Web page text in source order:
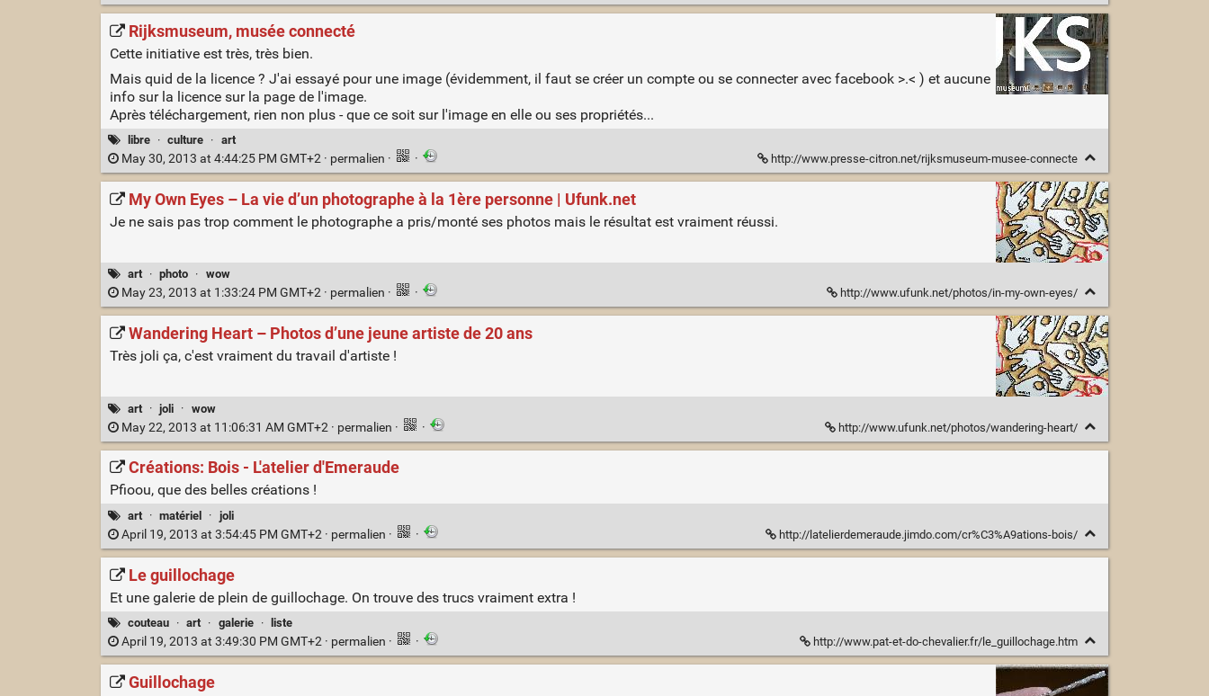
Rijksmuseum, musée connecté
Cette initiative est très, très bien.
Mais quid de la licence ? J'ai essayé pour une image (évidemment, il faut se créer un compte ou se connecter avec facebook >.< ) et aucune
info sur la licence sur la page de l'image.
Après téléchargement, rien non plus - que ce soit sur l'image en elle ou ses propriétés...
libre · culture · art
May 30, 2013 at 4:44:25 PM GMT+2 · permalien · · http://www.presse-citron.net/rijksmuseum-musee-connecte
My Own Eyes – La vie d’un photographe à la 1ère personne | Ufunk.net
Je ne sais pas trop comment le photographe a pris/monté ses photos mais le résultat est vraiment réussi.
art · photo · wow
May 23, 2013 at 1:33:24 PM GMT+2 · permalien · · http://www.ufunk.net/photos/in-my-own-eyes/
Wandering Heart – Photos d’une jeune artiste de 20 ans
Très joli ça, c'est vraiment du travail d'artiste !
art · joli · wow
May 22, 2013 at 11:06:31 AM GMT+2 · permalien · · http://www.ufunk.net/photos/wandering-heart/
Créations: Bois - L'atelier d'Emeraude
Pfioou, que des belles créations !
art · matériel · joli
April 19, 2013 at 3:54:45 PM GMT+2 · permalien · · http://latelierdemeraude.jimdo.com/cr%C3%A9ations-bois/
Le guillochage
Et une galerie de plein de guillochage. On trouve des trucs vraiment extra !
couteau · art · galerie · liste
April 19, 2013 at 3:49:30 PM GMT+2 · permalien · · http://www.pat-et-do-chevalier.fr/le_guillochage.htm
Guillochage